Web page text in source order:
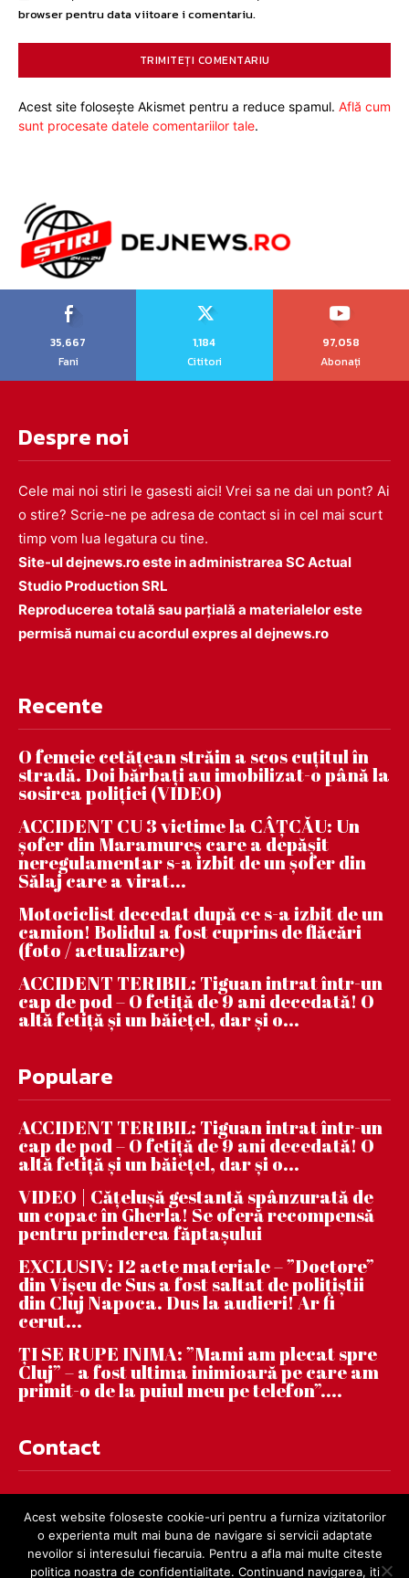
browser pentru data viitoare i comentariu.
Acest site folosește Akismet pentru a reduce spamul. Află cum
sunt procesate datele comentariilor tale.
35,667
Fani
1,184
Cititori
97,058
Abonați
Despre noi
Cele mai noi stiri le gasesti aici! Vrei sa ne dai un pont? Ai
o stire? Scrie-ne pe adresa de contact si in cel mai scurt
timp vom lua legatura cu tine.
Site-ul dejnews.ro este in administrarea SC Actual
Studio Production SRL
Reproducerea totală sau parțială a materialelor este
permisă numai cu acordul expres al dejnews.ro
Recente
O femeie cetățean străin a scos cuțitul în
stradă. Doi bărbați au imobilizat-o până la
sosirea poliției (VIDEO)
ACCIDENT CU 3 victime la CÂȚCĂU: Un
șofer din Maramureș care a depășit
neregulamentar s-a izbit de un șofer din
Sălaj care a virat...
Motociclist decedat după ce s-a izbit de un
camion! Bolidul a fost cuprins de flăcări
(foto / actualizare)
ACCIDENT TERIBIL: Tiguan intrat într-un
cap de pod – O fetiță de 9 ani decedată! O
altă fetiță și un băiețel, dar și o...
Populare
ACCIDENT TERIBIL: Tiguan intrat într-un
cap de pod – O fetiță de 9 ani decedată! O
altă fetiță și un băiețel, dar și o...
VIDEO | Căţeluşă gestantă spânzurată de
un copac în Gherla! Se oferă recompensă
pentru prinderea făptaşului
EXCLUSIV: 12 acte materiale – ”Doctore”
din Vișeu de Sus a fost saltat de polițiștii
din Cluj Napoca. Dus la audieri! Ar fi
cerut...
ȚI SE RUPE INIMA: ”Mami am plecat spre
Cluj” – a fost ultima inimioară pe care am
primit-o de la puiul meu pe telefon”....
Contact
Acest website foloseste cookie-uri pentru a furniza vizitatorilor
o experienta mult mai buna de navigare si servicii adaptate
nevoilor si interesului fiecaruia. Pentru a afla mai multe citeste
politica noastra de confidentialitate. Continuand navigarea, iti